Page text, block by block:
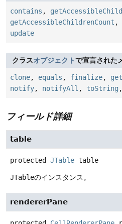
contains , getAccessibleChild
getAccessibleChildrenCount ,
update
クラスオブジェクトで宣言された
clone, equals , finalize,
notify, notifyAll , toString ,
フィールド詳細
table
protected JTable table
JTableのインスタンス。
rendererPane